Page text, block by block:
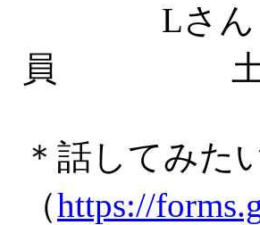
Lさん
員 土
＊話してみた
（https://